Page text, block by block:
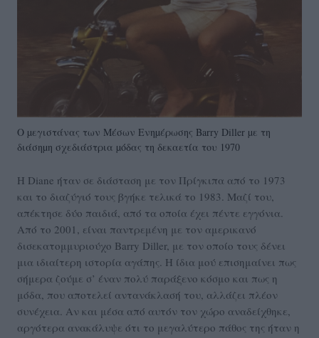
Ο µεγιστάνας των Μέσων Ενηµέρωσης Barry Diller µε τη
διάσηµη σχεδιάστρια µόδας τη δεκαετία του 1970
Η Diane ήταν σε διάσταση με τον Πρίγκιπα από το 1973
και το διαζύγιό τους βγήκε τελικά το 1983. Μαζί του,
απέκτησε δύο παιδιά, από τα οποία έχει πέντε εγγόνια.
Από το 2001, είναι παντρεμένη με τον αμερικανό
δισεκατομμυριούχο Barry Diller, με τον οποίο τους δένει
μια ιδιαίτερη ιστορία αγάπης. Η ίδια μού επισημαίνει πως
σήμερα ζούμε σ’ έναν πολύ παράξενο κόσμο και πως η
μόδα, που αποτελεί αντανάκλασή του, αλλάζει πλέον
συνέχεια. Αν και μέσα από αυτόν τον χώρο αναδείχθηκε,
αργότερα ανακάλυψε ότι το μεγαλύτερο πάθος της ήταν η